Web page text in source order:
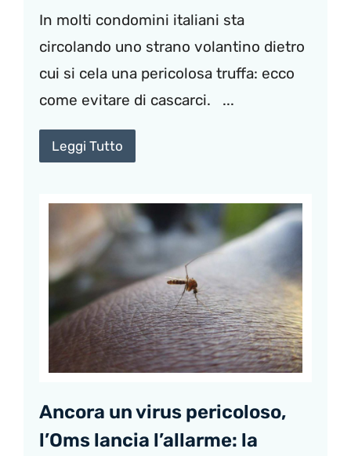
In molti condomini italiani sta
circolando uno strano volantino dietro
cui si cela una pericolosa truffa: ecco
come evitare di cascarci. ...
Leggi Tutto
Ancora un virus pericoloso,
l’Oms lancia l’allarme: la